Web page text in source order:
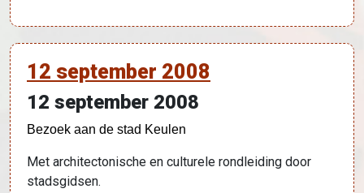
12 september 2008
12 september 2008
Bezoek aan de stad Keulen
Met architectonische en culturele rondleiding door
stadsgidsen.